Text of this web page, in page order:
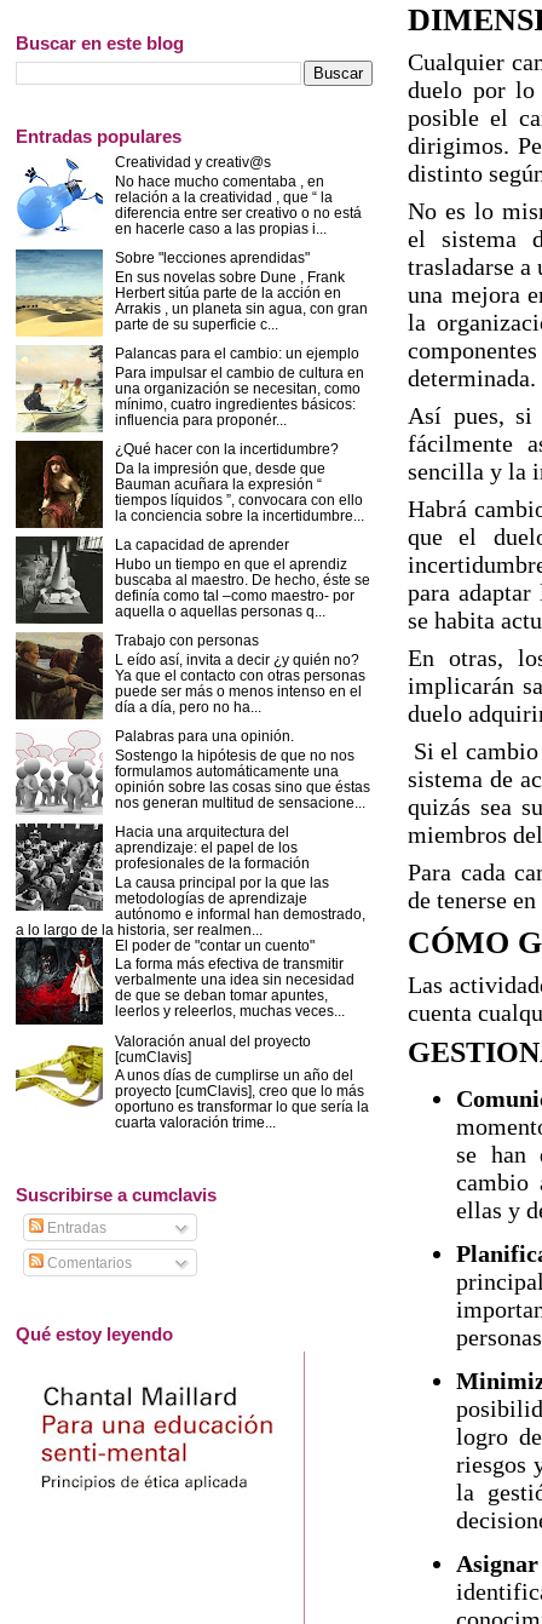
Cualquier
duelo por lo
posible el
dirigimos.
distinto
No es lo
el sistema
trasladarse
una mejora
la
determinada.
Así pues, si
fácilmente
sencilla y la
Habrá
que el
para
se habita
En otras,
implicarán
duelo
Si el cambio
sistema de
quizás sea
miembros
Para cada
de tenerse
CÓMO
Las
cuenta
se han
cambio
ellas y
logro
riesgos
la
Buscar en este blog
Entradas populares
Creatividad y creativ@s
No hace mucho comentaba , en
relación a la creatividad , que “ la
diferencia entre ser creativo o no está
en hacerle caso a las propias i...
Sobre "lecciones aprendidas"
En sus novelas sobre Dune , Frank
Herbert sitúa parte de la acción en
Arrakis , un planeta sin agua, con gran
parte de su superficie c...
Palancas para el cambio: un ejemplo
Para impulsar el cambio de cultura en
una organización se necesitan, como
mínimo, cuatro ingredientes básicos:
influencia para proponér...
¿Qué hacer con la incertidumbre?
Da la impresión que, desde que
Bauman acuñara la expresión “
tiempos líquidos ”, convocara con ello
la conciencia sobre la incertidumbre...
La capacidad de aprender
Hubo un tiempo en que el aprendiz
buscaba al maestro. De hecho, éste se
definía como tal –como maestro- por
aquella o aquellas personas q...
Trabajo con personas
L eído así, invita a decir ¿y quién no?
Ya que el contacto con otras personas
puede ser más o menos intenso en el
día a día, pero no ha...
Palabras para una opinión.
Sostengo la hipótesis de que no nos
formulamos automáticamente una
opinión sobre las cosas sino que éstas
nos generan multitud de sensacione...
Hacia una arquitectura del
aprendizaje: el papel de los
profesionales de la formación
La causa principal por la que las
metodologías de aprendizaje
autónomo e informal han demostrado,
a lo largo de la historia, ser realmen...
El poder de "contar un cuento"
La forma más efectiva de transmitir
verbalmente una idea sin necesidad
de que se deban tomar apuntes,
leerlos y releerlos, muchas veces...
Valoración anual del proyecto
[cumClavis]
A unos días de cumplirse un año del
proyecto [cumClavis], creo que lo más
oportuno es transformar lo que sería la
cuarta valoración trime...
Suscribirse a cumclavis
Entradas
Comentarios
Qué estoy leyendo